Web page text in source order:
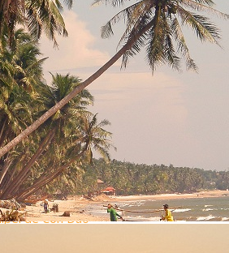
Minh-Ville / Saigon
du Mékong
Phu Quoc
de Con Dao